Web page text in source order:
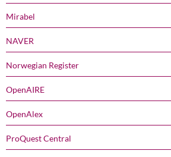
Mirabel
NAVER
Norwegian Register
OpenAIRE
OpenAlex
ProQuest Central